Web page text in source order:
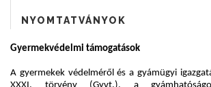
NYOMTATVÁNYOK